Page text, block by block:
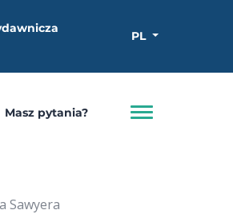
PL
Masz pytania?
Sawyera